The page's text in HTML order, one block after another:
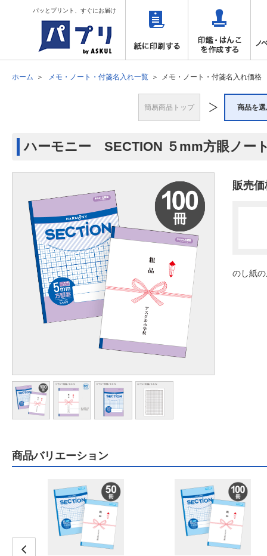
パッとプリント、すぐにお届け
ホーム メモ・ノート・付箋名入れ一覧 メモ・ノート・付箋名入れ価格
簡易商品トップ 商品を
ハーモニー SECTION ５mm方眼ノー
販売価
のし紙
商品バリエーション